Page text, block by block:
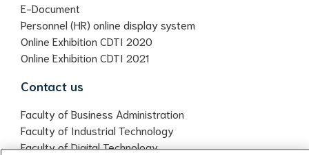
E-Document
Personnel (HR) online display system
Online Exhibition CDTI 2020
Online Exhibition CDTI 2021
Contact us
Faculty of Business Administration
Faculty of Industrial Technology
Faculty of Digital Technology